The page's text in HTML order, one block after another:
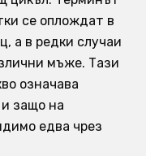
се оплождат в
а в редки случаи
мъже. Тази
означава
и защо на
едва чрез